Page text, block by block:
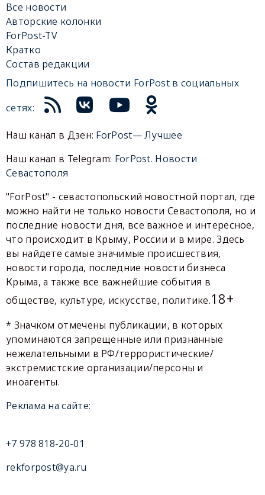
Все новости
Авторские колонки
ForPost-TV
Кратко
Состав редакции
Подпишитесь на новости ForPost в социальных
сетях:
Наш канал в Дзен: ForPost— Лучшее
Наш канал в Telegram: ForPost. Новости
Севастополя
"ForPost" - севастопольский новостной портал, где
можно найти не только новости Севастополя, но и
последние новости дня, все важное и интересное,
что происходит в Крыму, России и в мире. Здесь
вы найдете самые значимые происшествия,
новости города, последние новости бизнеса
Крыма, а также все важнейшие события в
обществе, культуре, искусстве, политике.18+
* Значком отмечены публикации, в которых
упоминаются запрещенные или признанные
нежелательными в РФ/террористические/
экстремистские организации/персоны и
иноагенты.
Реклама на сайте:
+7 978 818-20-01
rekforpost@ya.ru